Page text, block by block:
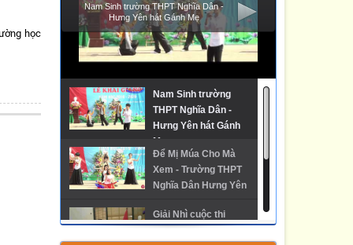
học
Nam Sinh trường THPT Nghĩa Dân -
Hưng Yên hát Gánh Mẹ
Nam Sinh trường
THPT Nghĩa Dân -
Hưng Yên hát Gánh
Mẹ
Để Mị Múa Cho Mà
Xem - Trường THPT
Nghĩa Dân Hưng Yên
Giải Nhì cuộc thi
Phóng sự về Trường